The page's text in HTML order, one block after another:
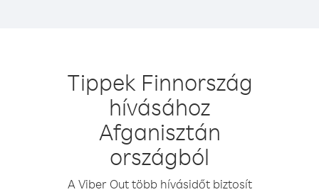
Tippek Finnország
hívásához
Afganisztán
országból
A Viber Out több hívásidőt biztosít